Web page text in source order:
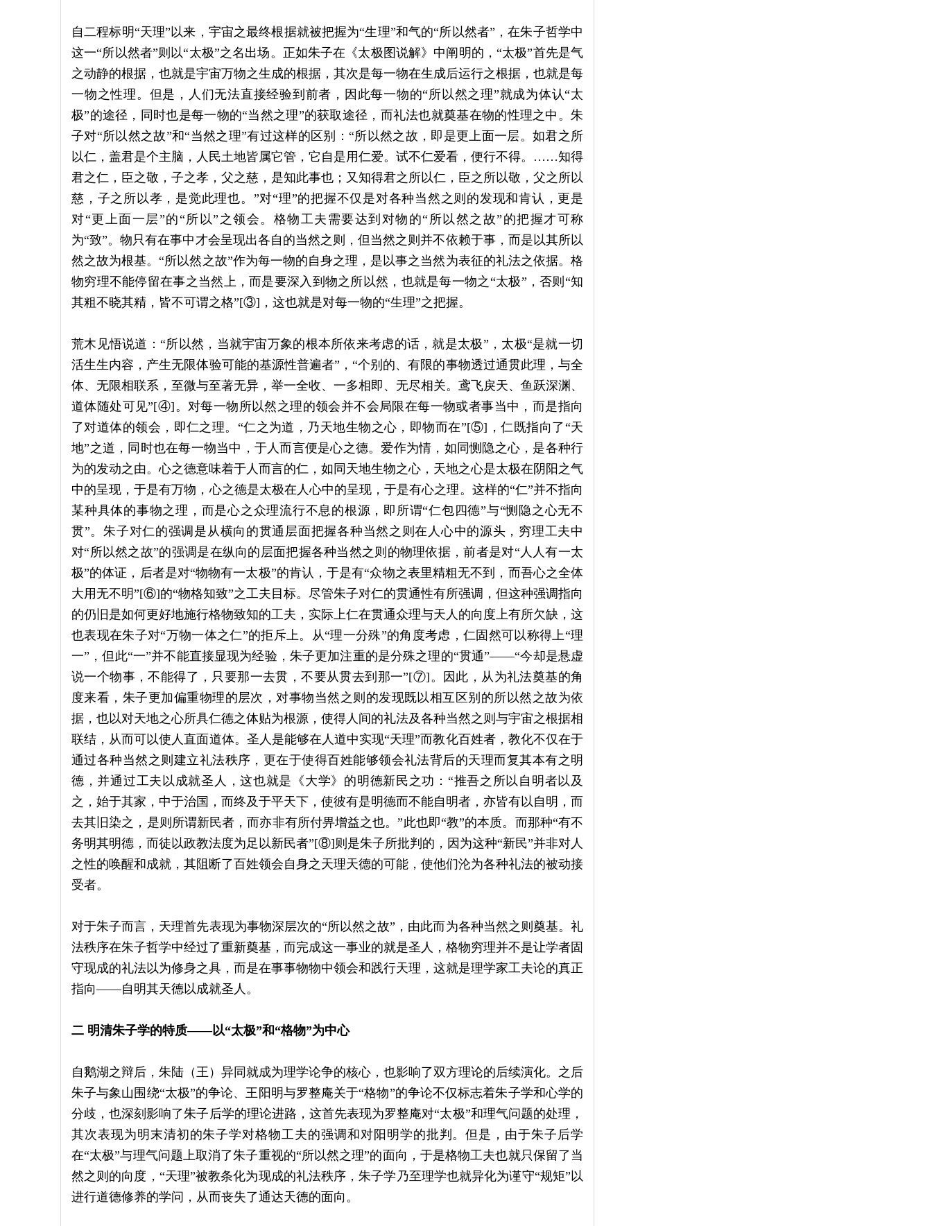
自二程标明“天理”以来，宇宙之最终根据就被把握为“生理”和气的“所以然者”，在朱子哲学中
这一“所以然者”则以“太极”之名出场。正如朱子在《太极图说解》中阐明的，“太极”首先是气
之动静的根据，也就是宇宙万物之生成的根据，其次是每一物在生成后运行之根据，也就是每
一物之性理。但是，人们无法直接经验到前者，因此每一物的“所以然之理”就成为体认“太
极”的途径，同时也是每一物的“当然之理”的获取途径，而礼法也就奠基在物的性理之中。朱
子对“所以然之故”和“当然之理”有过这样的区别：“所以然之故，即是更上面一层。如君之所
以仁，盖君是个主脑，人民土地皆属它管，它自是用仁爱。试不仁爱看，便行不得。……知得
君之仁，臣之敬，子之孝，父之慈，是知此事也；又知得君之所以仁，臣之所以敬，父之所以
慈，子之所以孝，是觉此理也。”对“理”的把握不仅是对各种当然之则的发现和肯认，更是
对“更上面一层”的“所以”之领会。格物工夫需要达到对物的“所以然之故”的把握才可称
为“致”。物只有在事中才会呈现出各自的当然之则，但当然之则并不依赖于事，而是以其所以
然之故为根基。“所以然之故”作为每一物的自身之理，是以事之当然为表征的礼法之依据。格
物穷理不能停留在事之当然上，而是要深入到物之所以然，也就是每一物之“太极”，否则“知
其粗不晓其精，皆不可谓之格”[③]，这也就是对每一物的“生理”之把握。
荒木见悟说道：“所以然，当就宇宙万象的根本所依来考虑的话，就是太极”，太极“是就一切
活生生内容，产生无限体验可能的基源性普遍者”，“个别的、有限的事物透过通贯此理，与全
体、无限相联系，至微与至著无异，举一全收、一多相即、无尽相关。鸢飞戾天、鱼跃深渊、
道体随处可见”[④]。对每一物所以然之理的领会并不会局限在每一物或者事当中，而是指向
了对道体的领会，即仁之理。“仁之为道，乃天地生物之心，即物而在”[⑤]，仁既指向了“天
地”之道，同时也在每一物当中，于人而言便是心之德。爱作为情，如同恻隐之心，是各种行
为的发动之由。心之德意味着于人而言的仁，如同天地生物之心，天地之心是太极在阴阳之气
中的呈现，于是有万物，心之德是太极在人心中的呈现，于是有心之理。这样的“仁”并不指向
某种具体的事物之理，而是心之众理流行不息的根源，即所谓“仁包四德”与“恻隐之心无不
贯”。朱子对仁的强调是从横向的贯通层面把握各种当然之则在人心中的源头，穷理工夫中
对“所以然之故”的强调是在纵向的层面把握各种当然之则的物理依据，前者是对“人人有一太
极”的体证，后者是对“物物有一太极”的肯认，于是有“众物之表里精粗无不到，而吾心之全体
大用无不明”[⑥]的“物格知致”之工夫目标。尽管朱子对仁的贯通性有所强调，但这种强调指向
的仍旧是如何更好地施行格物致知的工夫，实际上仁在贯通众理与天人的向度上有所欠缺，这
也表现在朱子对“万物一体之仁”的拒斥上。从“理一分殊”的角度考虑，仁固然可以称得上“理
一”，但此“一”并不能直接显现为经验，朱子更加注重的是分殊之理的“贯通”——“今却是悬虚
说一个物事，不能得了，只要那一去贯，不要从贯去到那一”[⑦]。因此，从为礼法奠基的角
度来看，朱子更加偏重物理的层次，对事物当然之则的发现既以相互区别的所以然之故为依
据，也以对天地之心所具仁德之体贴为根源，使得人间的礼法及各种当然之则与宇宙之根据相
联结，从而可以使人直面道体。圣人是能够在人道中实现“天理”而教化百姓者，教化不仅在于
通过各种当然之则建立礼法秩序，更在于使得百姓能够领会礼法背后的天理而复其本有之明
德，并通过工夫以成就圣人，这也就是《大学》的明德新民之功：“推吾之所以自明者以及
之，始于其家，中于治国，而终及于平天下，使彼有是明德而不能自明者，亦皆有以自明，而
去其旧染之，是则所谓新民者，而亦非有所付畀增益之也。”此也即“教”的本质。而那种“有不
务明其明德，而徒以政教法度为足以新民者”[⑧]则是朱子所批判的，因为这种“新民”并非对人
之性的唤醒和成就，其阻断了百姓领会自身之天理天德的可能，使他们沦为各种礼法的被动接
受者。
对于朱子而言，天理首先表现为事物深层次的“所以然之故”，由此而为各种当然之则奠基。礼
法秩序在朱子哲学中经过了重新奠基，而完成这一事业的就是圣人，格物穷理并不是让学者固
守现成的礼法以为修身之具，而是在事事物物中领会和践行天理，这就是理学家工夫论的真正
指向——自明其天德以成就圣人。
二 明清朱子学的特质——以“太极”和“格物”为中心
自鹅湖之辩后，朱陆（王）异同就成为理学论争的核心，也影响了双方理论的后续演化。之后
朱子与象山围绕“太极”的争论、王阳明与罗整庵关于“格物”的争论不仅标志着朱子学和心学的
分歧，也深刻影响了朱子后学的理论进路，这首先表现为罗整庵对“太极”和理气问题的处理，
其次表现为明末清初的朱子学对格物工夫的强调和对阳明学的批判。但是，由于朱子后学
在“太极”与理气问题上取消了朱子重视的“所以然之理”的面向，于是格物工夫也就只保留了当
然之则的向度，“天理”被教条化为现成的礼法秩序，朱子学乃至理学也就异化为谨守“规矩”以
进行道德修养的学问，从而丧失了通达天德的面向。